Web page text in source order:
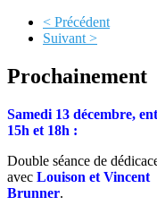
< Précédent
Suivant >
Prochainement
Samedi 13 décembre,
15h et 18h :
Double séance de
avec Louison et Vincent
Brunner.